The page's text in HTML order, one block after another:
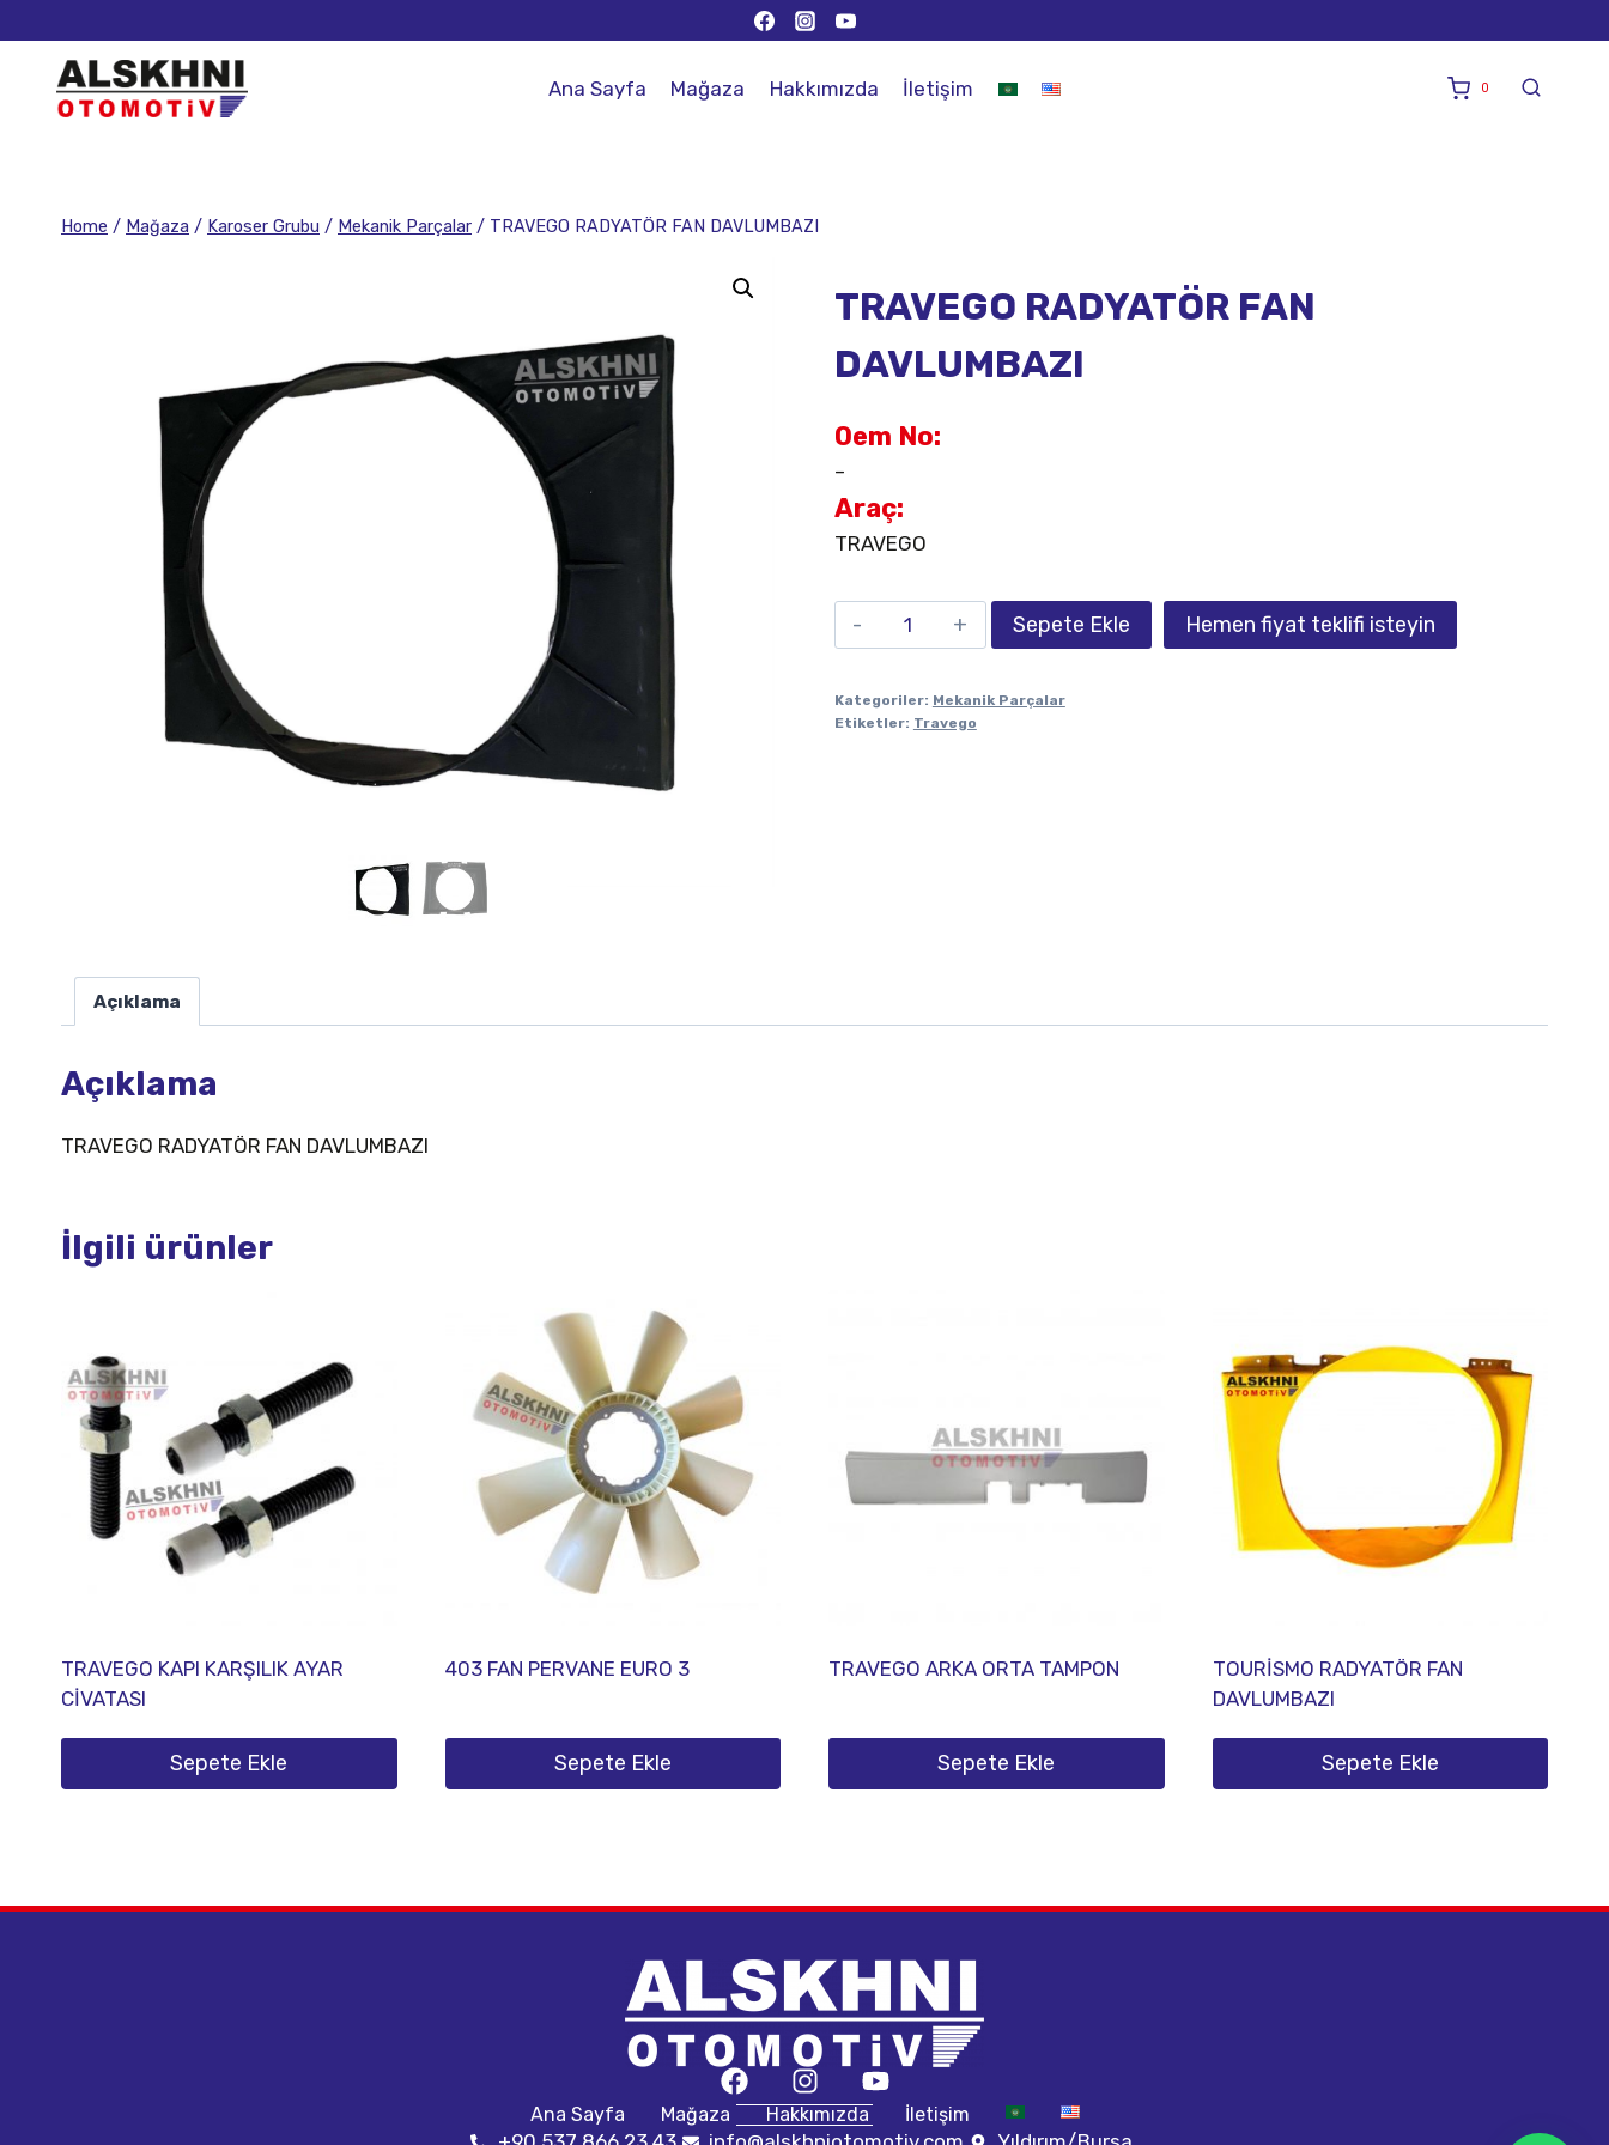
Ana Sayfa Mağaza Hakkımızda İletişim 0
Home / Mağaza / Karoser Grubu / Mekanik Parçalar / TRAVEGO RADYATÖR FAN DAVLUMBAZI
TRAVEGO RADYATÖR FAN
DAVLUMBAZI
Oem No:
–
Araç:
TRAVEGO
Sepete Ekle Hemen fiyat teklifi isteyin
Kategoriler: Mekanik Parçalar
Etiketler: Travego
Açıklama
Açıklama
TRAVEGO RADYATÖR FAN DAVLUMBAZI
İlgili ürünler
TRAVEGO KAPI KARŞILIK AYAR
CİVATASI
Sepete Ekle
403 FAN PERVANE EURO 3
Sepete Ekle
TRAVEGO ARKA ORTA TAMPON
Sepete Ekle
TOURİSMO RADYATÖR FAN
DAVLUMBAZI
Sepete Ekle
Ana Sayfa Mağaza Hakkımızda İletişim